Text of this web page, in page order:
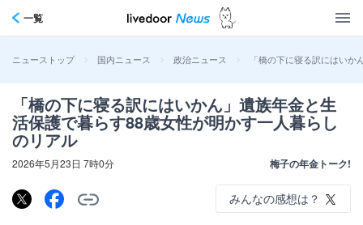
一覧
ニューストップ > 国内ニュース > 政治ニュース > 「橋の下に寝る訳にはい
「橋の下に寝る訳にはいかん」遺族年金と生
活保護で暮らす88歳女性が明かす一人暮らし
のリアル
2026年5月23日 7時0分 梅子の年金トーク!
みんなの感想は？